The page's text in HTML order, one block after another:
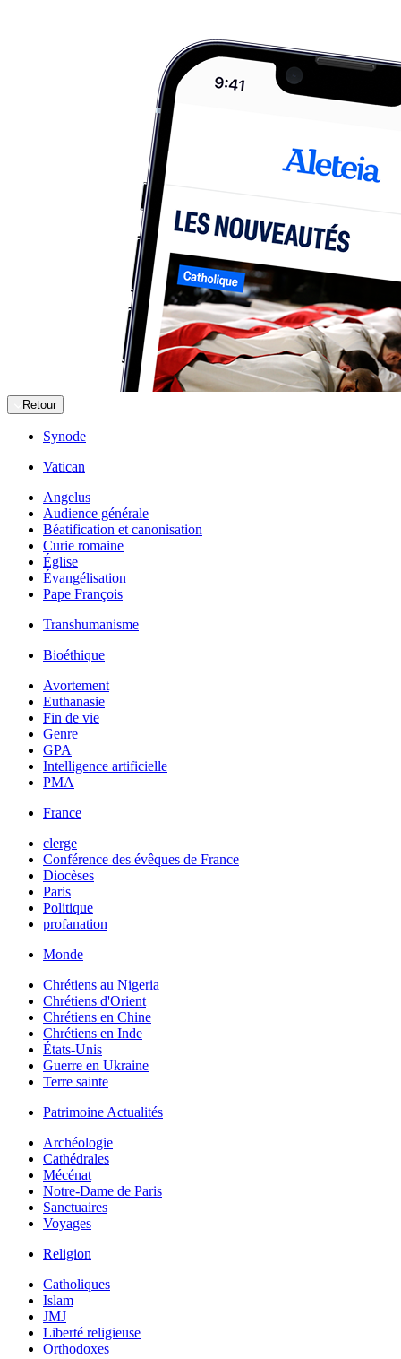
Retour
Synode
Vatican
Angelus
Audience générale
Béatification et canonisation
Curie romaine
Église
Évangélisation
Pape François
Transhumanisme
Bioéthique
Avortement
Euthanasie
Fin de vie
Genre
GPA
Intelligence artificielle
PMA
France
clerge
Conférence des évêques de France
Diocèses
Paris
Politique
profanation
Monde
Chrétiens au Nigeria
Chrétiens d'Orient
Chrétiens en Chine
Chrétiens en Inde
États-Unis
Guerre en Ukraine
Terre sainte
Patrimoine Actualités
Archéologie
Cathédrales
Mécénat
Notre-Dame de Paris
Sanctuaires
Voyages
Religion
Catholiques
Islam
JMJ
Liberté religieuse
Orthodoxes